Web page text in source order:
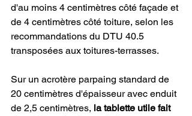
d'au moins 4 centimètres côté façade et
de 4 centimètres côté toiture, selon les
recommandations du DTU 40.5
transposées aux toitures-terrasses.
Sur un acrotère parpaing standard de
20 centimètres d'épaisseur avec enduit
de 2,5 centimètres, la tablette utile fait